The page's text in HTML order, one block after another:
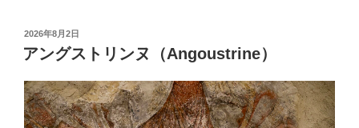
ガ
（Berga）”
投
稿
日:
2026年8月2日
アングストリンヌ（Angoustrine）